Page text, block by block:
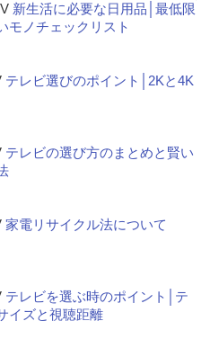
新生活に必要な日用品│最低限
モノチェックリスト
テレビ選びのポイント│2Kと4K
テレビの選び方のまとめと賢い
家電リサイクル法について
テレビを選ぶ時のポイント│テ
イズと視聴距離